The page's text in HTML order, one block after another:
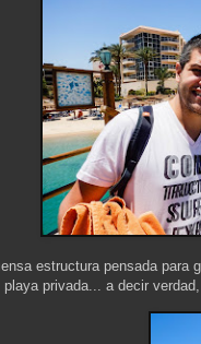
estructura pensada para
privada... a decir